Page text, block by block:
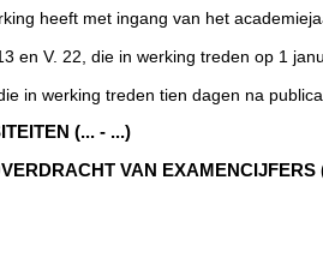
heeft met ingang van het
en V. 22, die in werking treden op 1
in werking treden tien dagen na
(... - ...)
VAN EXAMENCIJFERS